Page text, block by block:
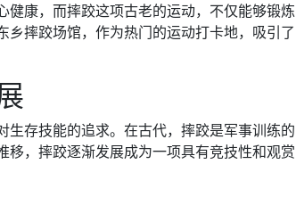
康，而摔跤这项古老的运动，不仅能够锻炼
摔跤场馆，作为热门的运动打卡地，吸引了
存技能的追求。在古代，摔跤是军事训练的
，摔跤逐渐发展成为一项具有竞技性和观赏